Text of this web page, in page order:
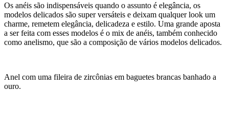
Os anéis são indispensáveis quando o assunto é elegância, os
modelos delicados são super versáteis e deixam qualquer look um
charme, remetem elegância, delicadeza e estilo. Uma grande aposta
a ser feita com esses modelos é o mix de anéis, também conhecido
como anelismo, que são a composição de vários modelos delicados.
Anel com uma fileira de zircônias em baguetes brancas banhado a
ouro.